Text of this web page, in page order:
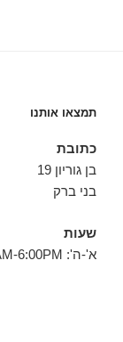
תמצאו אותנו
כתובת
בן גוריון 19
בני ברק
שעות
א'-ה': 8:30AM-6:00PM